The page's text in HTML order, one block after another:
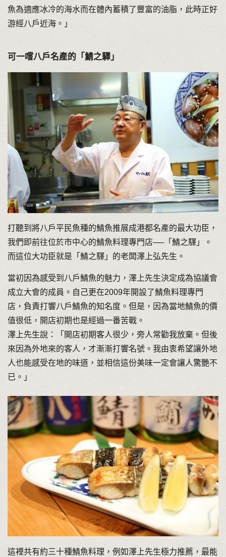
魚為適應冰冷的海水而在體內蓄積了豐富的油脂，此時正好
游經八戶近海。」
可一嚐八戶名產的「鯖之驛」
打聽到將八戶平民魚種的鯖魚推展成港都名產的最大功臣，
我們即前往位於市中心的鯖魚料理專門店──「鯖之驛」。
而這位大功臣就是「鯖之驛」的老闆澤上弘先生。
當初因為感受到八戶鯖魚的魅力，澤上先生決定成為協議會
成立大會的成員。自己更在2009年開設了鯖魚料理專門
店，負責打響八戶鯖魚的知名度。但是，因為當地鯖魚的價
值很低，開店初期也是經過一番苦戰。
澤上先生說：「開店初期客人很少，旁人常勸我放棄。但後
來因為外地來的客人，才漸漸打響名號。我由衷希望讓外地
人也能感受在地的味道，並相信這份美味一定會讓人驚艷不
已。」
這裡共有約三十種鯖魚料理，例如澤上先生極力推薦，最能